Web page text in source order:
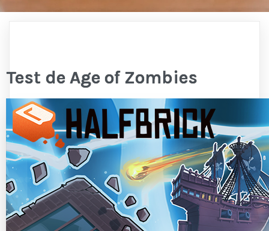
Test de Age of Zombies